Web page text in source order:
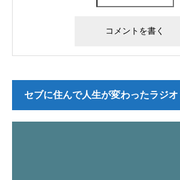
セブに住んで人生が変わったラジオ